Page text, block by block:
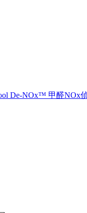
De-NOx™ 甲醛NOx